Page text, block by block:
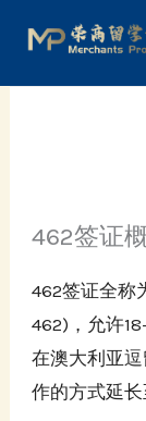
content
462签证
462签证全称
462)，允许
在澳大利亚
作的方式延长